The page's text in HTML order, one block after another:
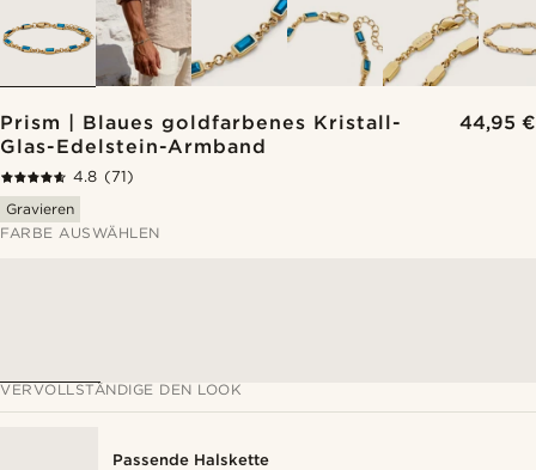
Prism | Blaues goldfarbenes Kristall-
Glas-Edelstein-Armband
44,95 €
4.8 (71)
Gravieren
FARBE AUSWÄHLEN
VERVOLLSTÄNDIGE DEN LOOK
Passende Halskette